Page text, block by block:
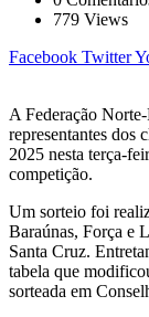
779 Views
Facebook Twitter
A Federação
representantes dos
2025 nesta terça-
competição.
Um sorteio foi
Baraúnas, Força e
Santa Cruz.
tabela que
sorteada em